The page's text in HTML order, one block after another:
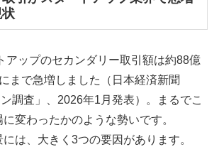
アップのセカンダリー取引額は約88億
まで急増しました（日本経済新聞
調査」、2026年1月発表）。まるでこ
変わったかのような勢いです。
は、大きく3つの要因があります。